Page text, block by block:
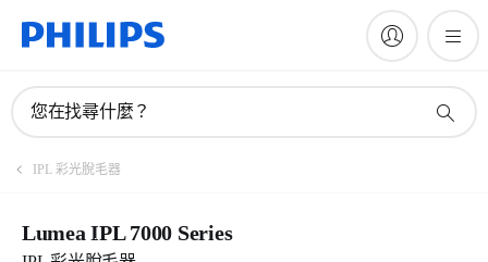
您在找尋什麼？
IPL 彩光脫毛器
Lumea IPL 7000 Series